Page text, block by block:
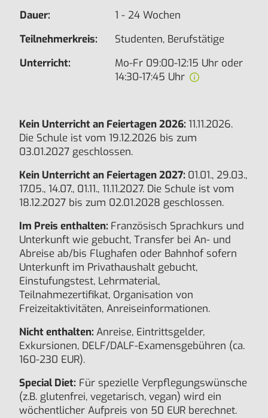
Dauer:
1 - 24 Wochen
Teilnehmerkreis:
Studenten, Berufstätige
Unterricht:
Mo-Fr 09:00-12:15 Uhr oder
14:30-17:45 Uhr
Kein Unterricht an Feiertagen 2026: 11.11.2026.
Die Schule ist vom 19.12.2026 bis zum
03.01.2027 geschlossen.
Kein Unterricht an Feiertagen 2027: 01.01., 29.03.,
17.05., 14.07., 01.11., 11.11.2027. Die Schule ist vom
18.12.2027 bis zum 02.01.2028 geschlossen.
Im Preis enthalten: Französisch Sprachkurs und
Unterkunft wie gebucht, Transfer bei An- und
Abreise ab/bis Flughafen oder Bahnhof sofern
Unterkunft im Privathaushalt gebucht,
Einstufungstest, Lehrmaterial,
Teilnahmezertifikat, Organisation von
Freizeitaktivitäten, Anreiseinformationen.
Nicht enthalten: Anreise, Eintrittsgelder,
Exkursionen, DELF/DALF-Examensgebühren (ca.
160-230 EUR).
Special Diet: Für spezielle Verpflegungswünsche
(z.B. glutenfrei, vegetarisch, vegan) wird ein
wöchentlicher Aufpreis von 50 EUR berechnet.